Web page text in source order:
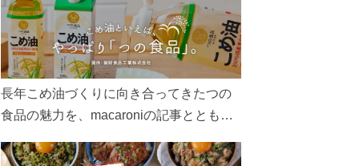
長年こめ油づくりに向き合ってきたつの
食品の魅力を、macaroniの記事とともに
ん、製造現場や品質へのこだわりまで。